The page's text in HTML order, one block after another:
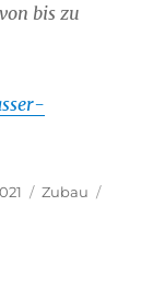
bis zu
Kategorien
Zubau